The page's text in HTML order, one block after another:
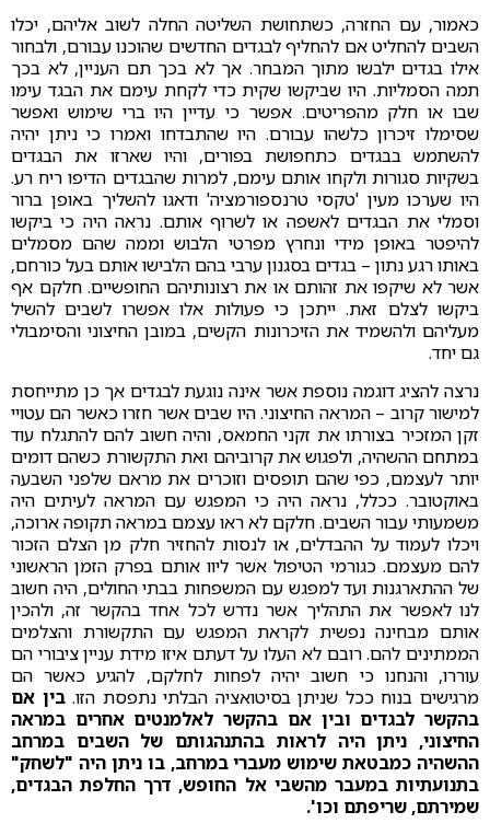
כאמור, עם החזרה, כשתחושת השליטה החלה לשוב אליהם, יכלו
השבים להחליט אם להחליף לבגדים החדשים שהוכנו עבורם, ולבחור
אילו בגדים ילבשו מתוך המבחר. אך לא בכך תם העניין, לא בכך
תמה הסמליות. היו שביקשו שקית כדי לקחת עימם את הבגד עימו
שבו או חלק מהפריטים. אפשר כי עדיין היו ברי שימוש ואפשר
שסימלו זיכרון כלשהו עבורם. היו שהתבדחו ואמרו כי ניתן יהיה
להשתמש בבגדים כתחפושת בפורים, והיו שארזו את הבגדים
בשקיות סגורות ולקחו אותם עימם, למרות שהבגדים הדיפו ריח רע.
היו שערכו מעין 'טקסי טרנספורמציה' ודאגו להשליך באופן ברור
וסמלי את הבגדים לאשפה או לשרוף אותם. נראה היה כי ביקשו
להיפטר באופן מידי ונחרץ מפרטי הלבוש וממה שהם מסמלים
באותו רגע נתון – בגדים בסגנון ערבי בהם הלבישו אותם בעל כורחם,
אשר לא שיקפו את זהותם או את רצונותיהם החופשיים. חלקם אף
ביקשו לצלם זאת. ייתכן כי פעולות אלו אפשרו לשבים להשיל
מעליהם ולהשמיד את הזיכרונות הקשים, במובן החיצוני והסימבולי
גם יחד.
נרצה להציג דוגמה נוספת אשר אינה נוגעת לבגדים אך כן מתייחסת
למישור קרוב – המראה החיצוני. היו שבים אשר חזרו כאשר הם עטויי
זקן המזכיר בצורתו את זקני החמאס, והיה חשוב להם להתגלח עוד
במתחם ההשהיה, ולפגוש את קרוביהם ואת התקשורת כשהם דומים
יותר לעצמם, כפי שהם תופסים וזוכרים את מראם שלפני השבעה
באוקטובר. ככלל, נראה היה כי המפגש עם המראה לעיתים היה
משמעותי עבור השבים. חלקם לא ראו עצמם במראה תקופה ארוכה,
ויכלו לעמוד על ההבדלים, או לנסות להחזיר חלק מן הצלם הזכור
להם מעצמם. כגורמי הטיפול אשר ליוו אותם בפרק הזמן הראשוני
של ההתארגנות ועד למפגש עם המשפחות בבתי החולים, היה חשוב
לנו לאפשר את התהליך אשר נדרש לכל אחד בהקשר זה, ולהכין
אותם מבחינה נפשית לקראת המפגש עם התקשורת והצלמים
הממתינים להם. רובם לא העלו על דעתם איזו מידת עניין ציבורי הם
עוררו, והנחנו כי חשוב יהיה לפחות לחלקם, להגיע כאשר הם
מרגישים בנוח ככל שניתן בסיטואציה הבלתי נתפסת הזו.בין אם
בהקשר לבגדים ובין אם בהקשר לאלמנטים אחרים במראה
החיצוני, ניתן היה לראות בהתנהגותם של השבים במרחב
ההשהיה כמבטאת שימוש מעברי במרחב, בו ניתן היה "לשחק"
בתנועתיות במעבר מהשבי אל החופש, דרך החלפת הבגדים,
שמירתם, שריפתם וכו'.